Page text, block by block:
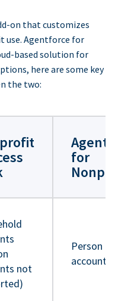
on that customizes
use. Agentforce for
based solution for
here are some key
the two:
for
not
Person
accounts